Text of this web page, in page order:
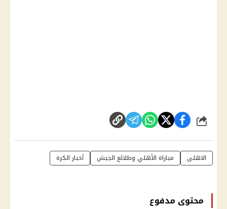
شارك
الاهلى مباراة الأهلي وطلائع الجيش أخبار الكرة
محتوى مدفوع